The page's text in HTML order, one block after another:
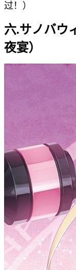
过！）
六.サノバウ
夜宴）